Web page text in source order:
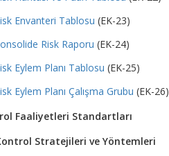
Envanteri Tablosu (EK-23)
Risk Raporu (EK-24)
Eylem Planı Tablosu (EK-25)
Eylem Planı Çalışma Grubu (EK-26)
Faaliyetleri Standartları
Stratejileri ve Yöntemleri